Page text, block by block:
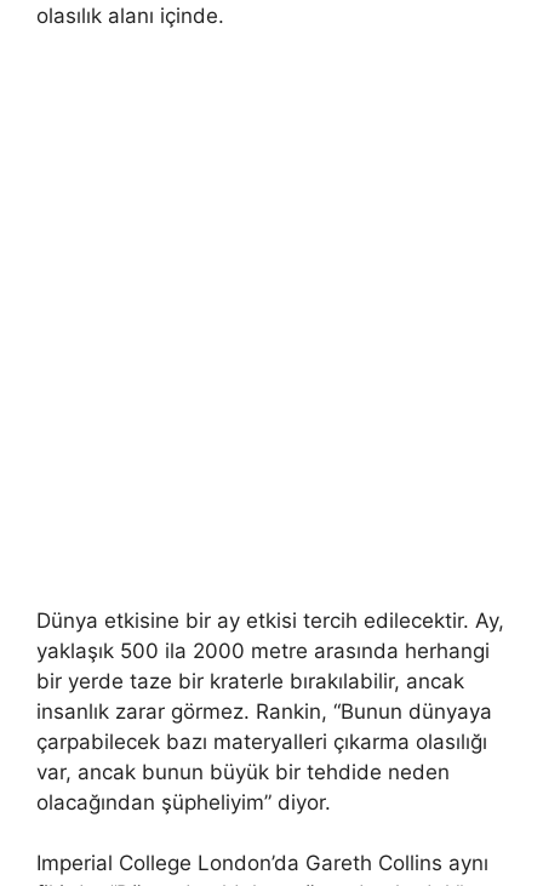
olasılık alanı içinde.
Dünya etkisine bir ay etkisi tercih edilecektir. Ay,
yaklaşık 500 ila 2000 metre arasında herhangi
bir yerde taze bir kraterle bırakılabilir, ancak
insanlık zarar görmez. Rankin, “Bunun dünyaya
çarpabilecek bazı materyalleri çıkarma olasılığı
var, ancak bunun büyük bir tehdide neden
olacağından şüpheliyim” diyor.
Imperial College London’da Gareth Collins aynı